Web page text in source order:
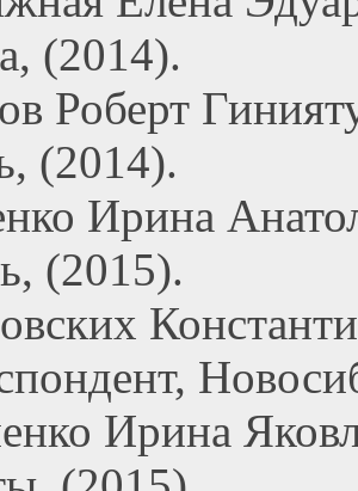
(2014).
Роберт
(2014).
Ирина
(2015).
Ирина